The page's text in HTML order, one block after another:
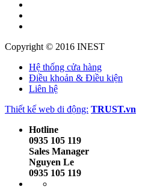
Copyright © 2016 INEST
Hệ thống cửa hàng
Điều khoản & Điều kiện
Liên hệ
Thiết kế web di động: TRUST.vn
Hotline
0935 105 119
Sales Manager
Nguyen Le
0935 105 119